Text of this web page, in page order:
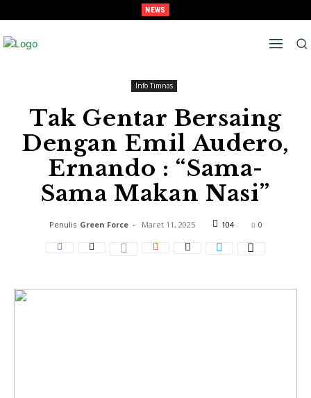
NEWS
Info Timnas
Tak Gentar Bersaing
Dengan Emil Audero,
Ernando : “Sama-
Sama Makan Nasi”
Penulis Green Force - Maret 11, 2025 104 0